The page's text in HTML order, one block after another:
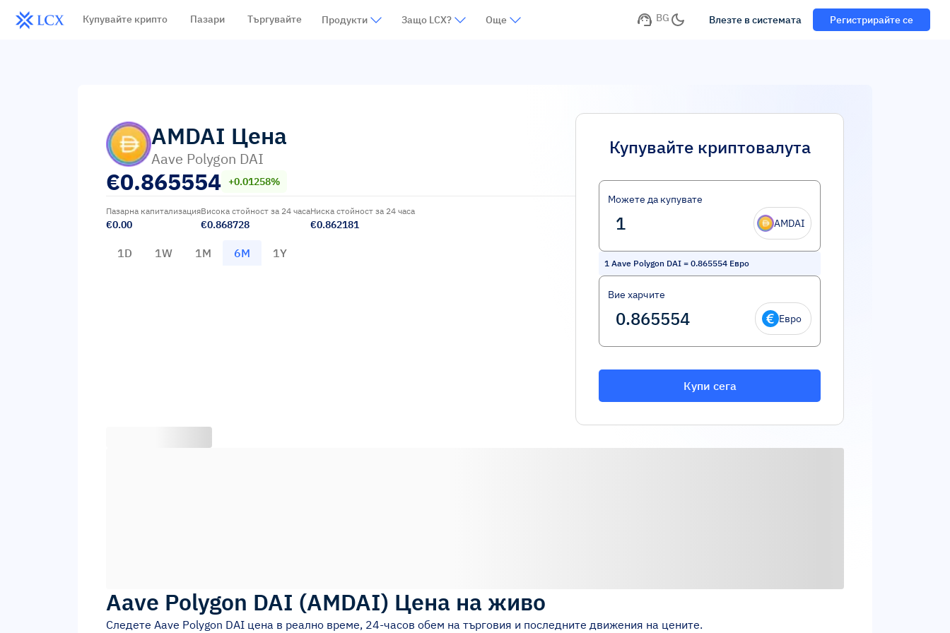
Купувайте крипто Пазари Търгувайте Продукти Защо LCX? Още BG Влезте в системата Регистрирайте се
AMDAI Цена
Aave Polygon DAI
€0.865554 +0.01258%
Пазарна капитализация
€0.00
Висока стойност за 24 часа
€0.868728
Ниска стойност за 24 часа
€0.862181
1D 1W 1M 6M 1Y
Купувайте криптовалута
Можете да купувате
AMDAI
1 Aave Polygon DAI = 0.865554 Евро
Вие харчите
Евро
Купи сега
Aave Polygon DAI (AMDAI) Цена на живо
Следете Aave Polygon DAI цена в реално време, 24-часов обем на търговия и последните движения на цените.